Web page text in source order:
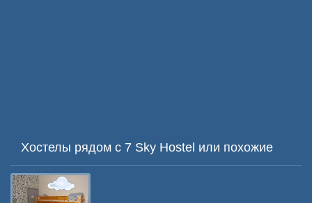
Хостелы рядом с 7 Sky Hostel или похожие